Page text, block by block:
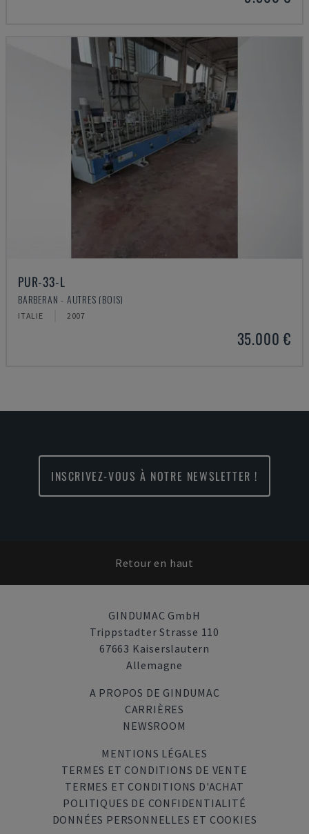
PUR-33-L
BARBERAN - AUTRES (BOIS)
ITALIE 2007
35.000 €
INSCRIVEZ-VOUS À NOTRE NEWSLETTER !
Retour en haut
GINDUMAC GmbH
Trippstadter Strasse 110
67663 Kaiserslautern
Allemagne
A PROPOS DE GINDUMAC
CARRIÈRES
NEWSROOM
MENTIONS LÉGALES
TERMES ET CONDITIONS DE VENTE
TERMES ET CONDITIONS D'ACHAT
POLITIQUES DE CONFIDENTIALITÉ
DONNÉES PERSONNELLES ET COOKIES